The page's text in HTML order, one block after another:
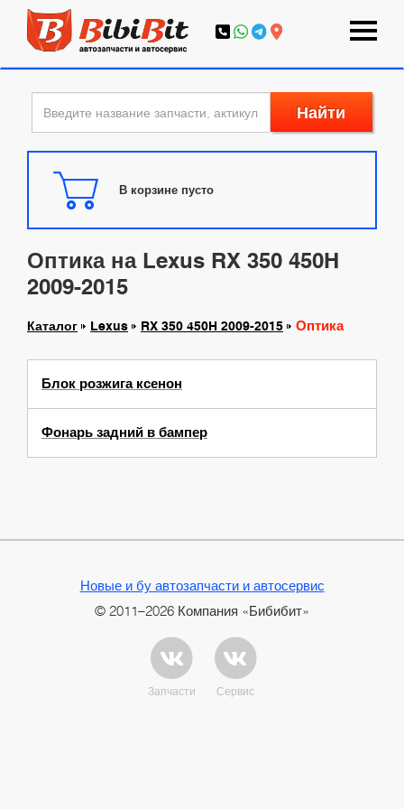
Найти
В корзине пусто
Оптика на Lexus RX 350 450H
2009-2015
Каталог Lexus RX 350 450H 2009-2015 Оптика
Блок розжига ксенон
Фонарь задний в бампер
Новые и бу автозапчасти и автосервис
© 2011–2026 Компания «Бибибит»
Запчасти Сервис